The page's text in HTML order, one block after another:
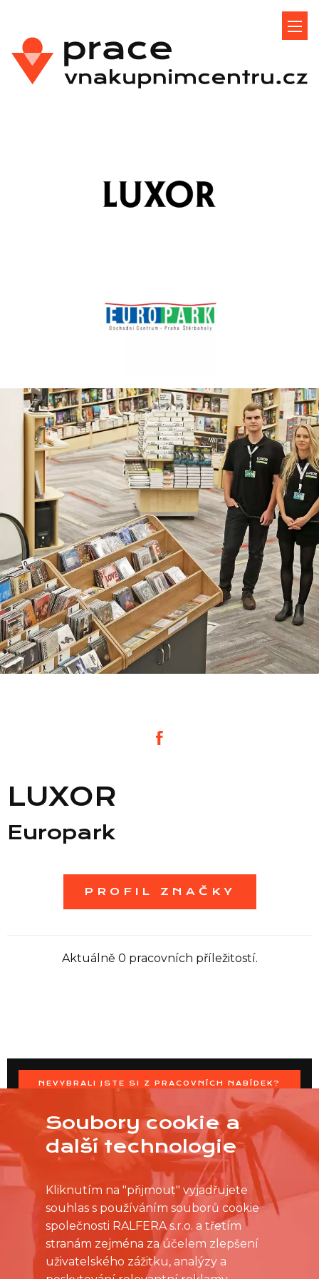
Seznam NC
LUXOR
Europark
PROFIL ZNAČKY
Aktuálně 0 pracovních příležitostí.
NEVYBRALI JSTE SI Z PRACOVNÍCH NABÍDEK?
OSLOVTE PRODEJNU PŘÍMO S VAŠIMI ČASOVÝMI
MOŽNOSTMI
Soubory cookie a
další technologie
Kliknutím na "přijmout" vyjadřujete
souhlas s používáním souborů cookie
společnosti RALFERA s.r.o. a třetím
stranám zejména za účelem zlepšení
uživatelského zážitku, analýzy a